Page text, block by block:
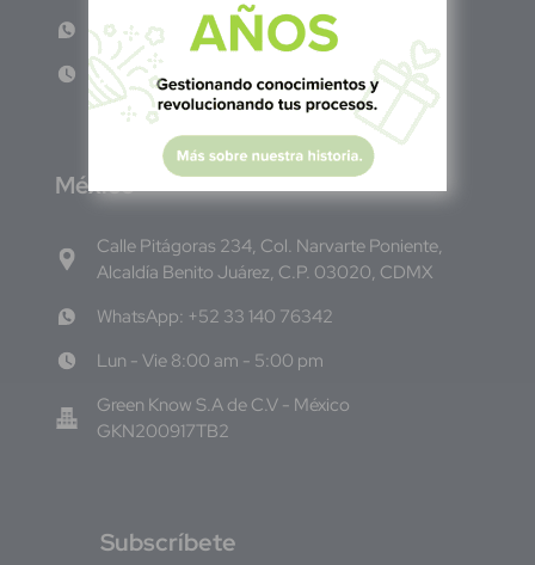
WhatsApp: +503 7687 3923
Lun - Vie 8:00am - 5:00pm
México
Calle Pitágoras 234, Col. Narvarte Poniente,
Alcaldía Benito Juárez, C.P. 03020, CDMX
WhatsApp: +52 33 140 76342
Lun - Vie 8:00 am - 5:00 pm
Green Know S.A de C.V - México
GKN200917TB2
Subscríbete